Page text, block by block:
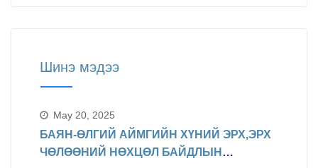
Шинэ мэдээ
May 20, 2025
БАЯН-ӨЛГИЙ АЙМГИЙН ХҮНИЙ ЭРХ,ЭРХ
ЧӨЛӨӨНИЙ НӨХЦӨЛ БАЙДЛЫН